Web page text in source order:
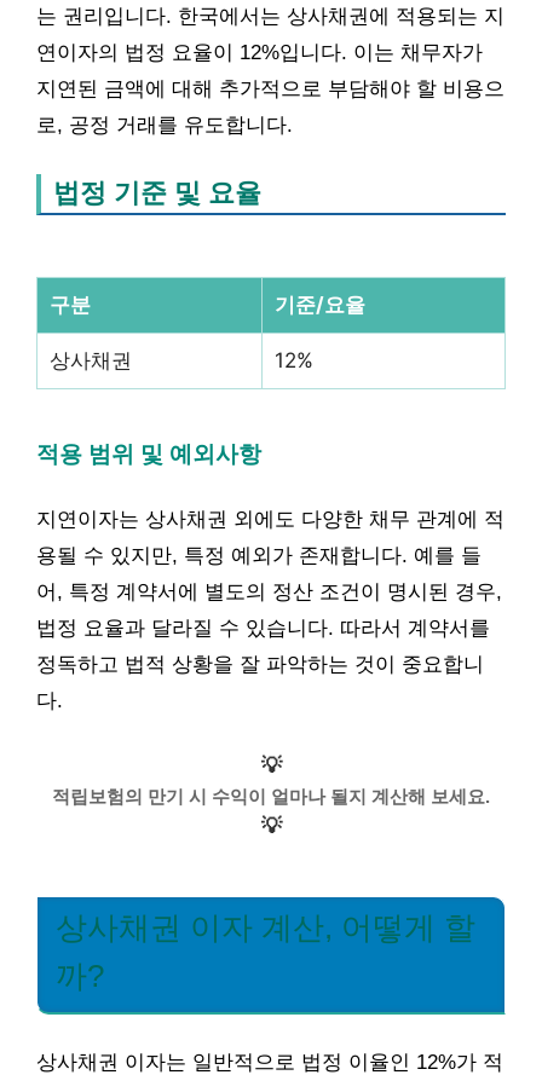
는 권리입니다. 한국에서는 상사채권에 적용되는 지
연이자의 법정 요율이 12%입니다. 이는 채무자가
지연된 금액에 대해 추가적으로 부담해야 할 비용으
로, 공정 거래를 유도합니다.
법정 기준 및 요율
구분 기준/요율
상사채권 12%
적용 범위 및 예외사항
지연이자는 상사채권 외에도 다양한 채무 관계에 적
용될 수 있지만, 특정 예외가 존재합니다. 예를 들
어, 특정 계약서에 별도의 정산 조건이 명시된 경우,
법정 요율과 달라질 수 있습니다. 따라서 계약서를
정독하고 법적 상황을 잘 파악하는 것이 중요합니
다.
💡
적립보험의 만기 시 수익이 얼마나 될지 계산해 보세요.
💡
상사채권 이자 계산, 어떻게 할
까?
상사채권 이자는 일반적으로 법정 이율인 12%가 적